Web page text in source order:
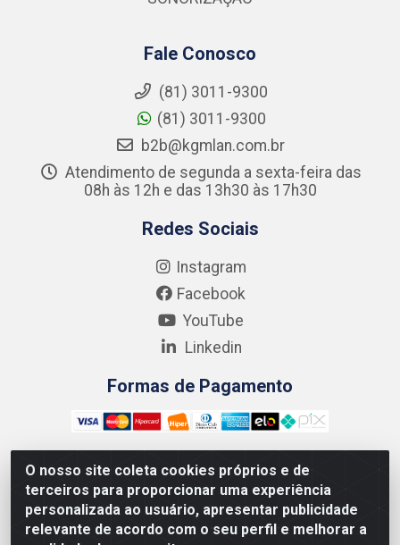
O nosso site coleta cookies próprios e de
terceiros para proporcionar uma experiência
personalizada ao usuário, apresentar publicidade
relevante de acordo com o seu perfil e melhorar a
Fale Conosco
(81) 3011-9300
(81) 3011-9300
b2b@kgmlan.com.br
Atendimento de segunda a sexta-feira das
08h às 12h e das 13h30 às 17h30
Redes Sociais
Instagram
Facebook
YouTube
Linkedin
Formas de Pagamento
Kgmlan Distribuidora LTDA - CNPJ 18.217.682/0001-54 -
Rua Pedro de Barros Cavalcante, 58 - Bultrins, Olinda/PE
- CEP 53320-110